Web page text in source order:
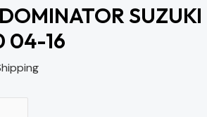
SUZUKI
04-16